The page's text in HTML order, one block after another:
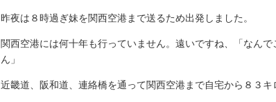
昨夜は８時過ぎ妹を関西空港まで送るため出発しました。
関西空港には何十年も行っていません。遠いですね、「なん
ん」
近畿道、阪和道、連絡橋を通って関西空港まで自宅から８３キ